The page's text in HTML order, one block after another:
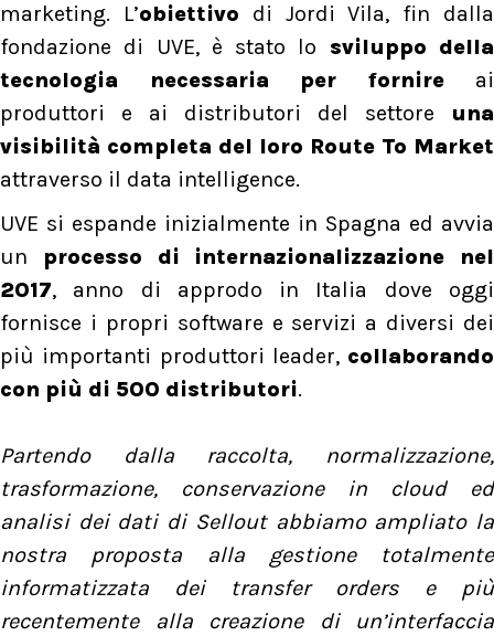
marketing. L’obiettivo di Jordi Vila, fin dalla
fondazione di UVE, è stato lo sviluppo della
tecnologia necessaria per fornireai
produttori e ai distributori del settore una
visibilità completa del loro Route To Market
attraverso il data intelligence.
UVE si espande inizialmente in Spagna ed avvia
un processo di internazionalizzazione nel
2017, anno di approdo in Italia dove oggi
fornisce i propri software e servizi a diversi dei
più importanti produttori leader, collaborando
con più di 500 distributori.
Partendo dalla raccolta, normalizzazione,
trasformazione, conservazione in cloud ed
analisi dei dati di Sellout abbiamo ampliato la
nostra proposta alla gestione totalmente
informatizzata dei transfer orders e più
recentemente alla creazione di un’interfaccia